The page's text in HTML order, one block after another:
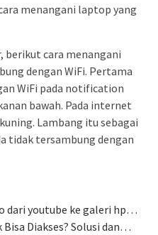
menangani laptop yang
berikut cara menangani
dengan WiFi. Pertama
WiFi pada notification
bawah. Pada internet
Lambang itu sebagai
tidak tersambung dengan
dari youtube ke galeri hp…
Diakses? Solusi dan…